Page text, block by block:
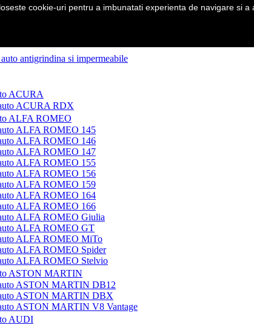
ACURA
ACURA RDX
ALFA ROMEO
ALFA ROMEO 145
ALFA ROMEO 146
ALFA ROMEO 147
ALFA ROMEO 155
ALFA ROMEO 156
ALFA ROMEO 159
ALFA ROMEO 164
ALFA ROMEO 166
ALFA ROMEO Giulia
ALFA ROMEO GT
ALFA ROMEO MiTo
ALFA ROMEO Spider
ALFA ROMEO Stelvio
ASTON MARTIN
ASTON MARTIN DB12
ASTON MARTIN DBX
ASTON MARTIN V8 Vantage
AUDI
cookie-uri pentru a imbunatati experienta de navigare si